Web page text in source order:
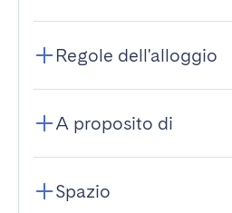
Regole dell'alloggio
A proposito di
Spazio